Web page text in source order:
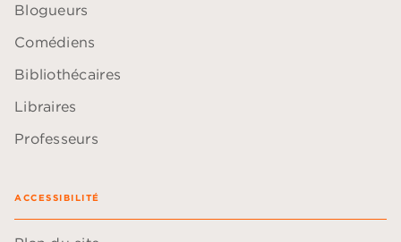
Blogueurs
Comédiens
Bibliothécaires
Libraires
Professeurs
ACCESSIBILITÉ